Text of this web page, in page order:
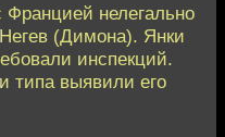
нелегально
(Димона). Янки
инспекций.
типа выявили его